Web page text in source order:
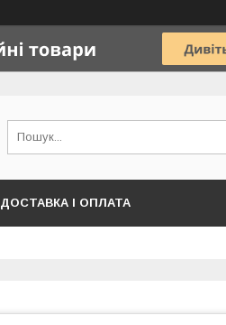
ДОСТАВКА І ОПЛАТА